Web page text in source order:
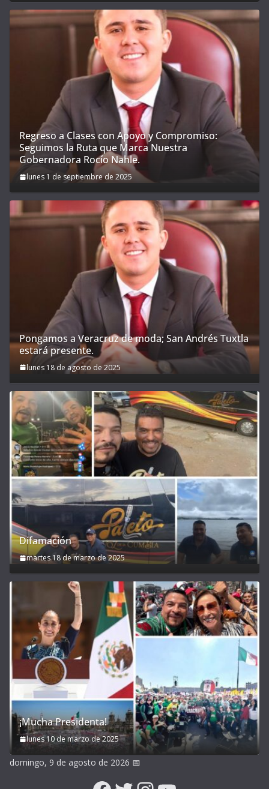
Regreso a Clases con Apoyo y Compromiso:
Seguimos la Ruta que Marca Nuestra
Gobernadora Rocío Nahle.
lunes 1 de septiembre de 2025
Pongamos a Veracruz de moda; San Andrés Tuxtla
estará presente.
lunes 18 de agosto de 2025
Difamación
martes 18 de marzo de 2025
¡Mucha Presidenta!
lunes 10 de marzo de 2025
domingo, 9 de agosto de 2026 📅